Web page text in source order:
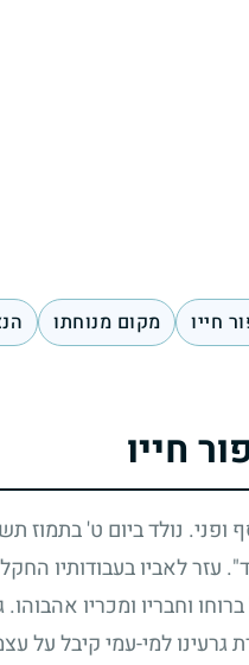
חייו מקום מנוחתו
חייו
ופני. נולד ביום ט' בתמוז
עזר לאביו בעבודותיו
וחבריו ומכריו
גרעינו למי-עמי קיבל על